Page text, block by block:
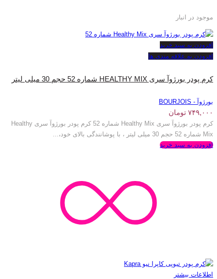
موجود در انبار
افزودن به سبد خرید
افزودن به علاقه مندی ها
کرم پودر بورژوآ سری HEALTHY MIX شماره 52 حجم 30 میلی لیتر
بورژوآ - BOURJOIS
۷۴۹,۰۰۰ تومان
کرم پودر بورژوآ سری Healthy Mix شماره 52 کرم پودر بورژوآ سری Healthy
Mix شماره 52 حجم 30 میلی لیتر ، با پوشانندگی بالای خود،...
افزودن به سبد خرید
اطلاعات بیشتر